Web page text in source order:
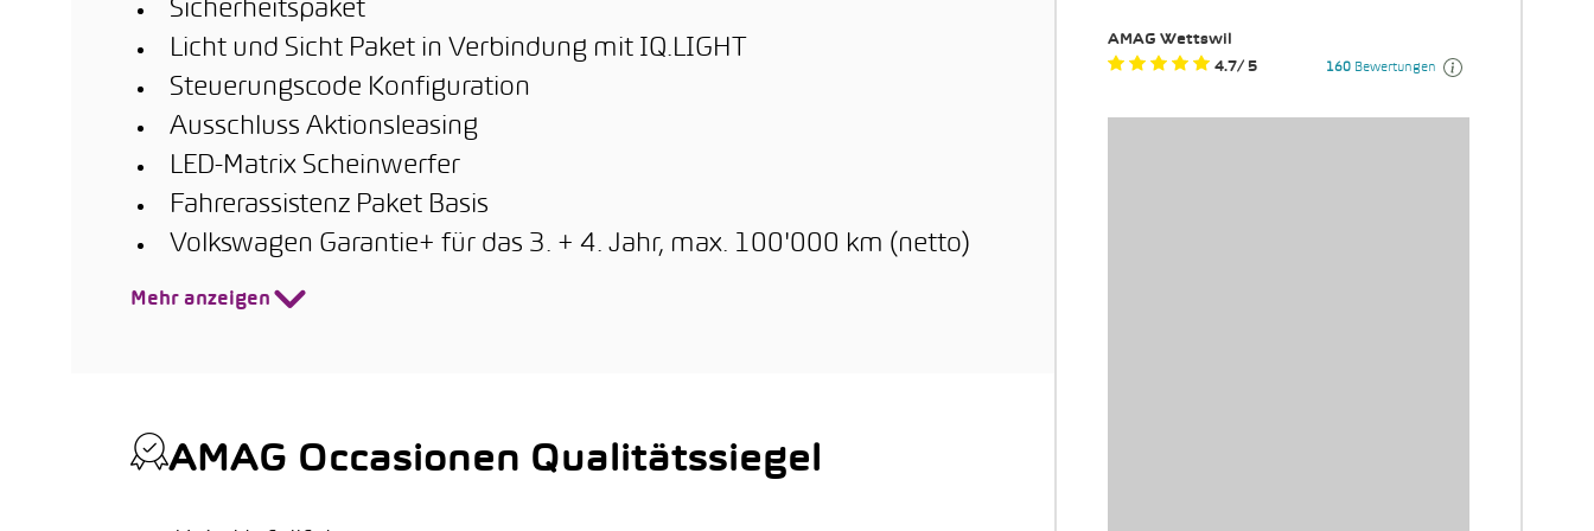
Sicherheitspaket
Licht und Sicht Paket in Verbindung mit IQ.LIGHT
Steuerungscode Konfiguration
Ausschluss Aktionsleasing
LED-Matrix Scheinwerfer
Fahrerassistenz Paket Basis
Volkswagen Garantie+ für das 3. + 4. Jahr, max. 100'000 km (netto)
Mehr anzeigen
AMAG Occasionen Qualitätssiegel